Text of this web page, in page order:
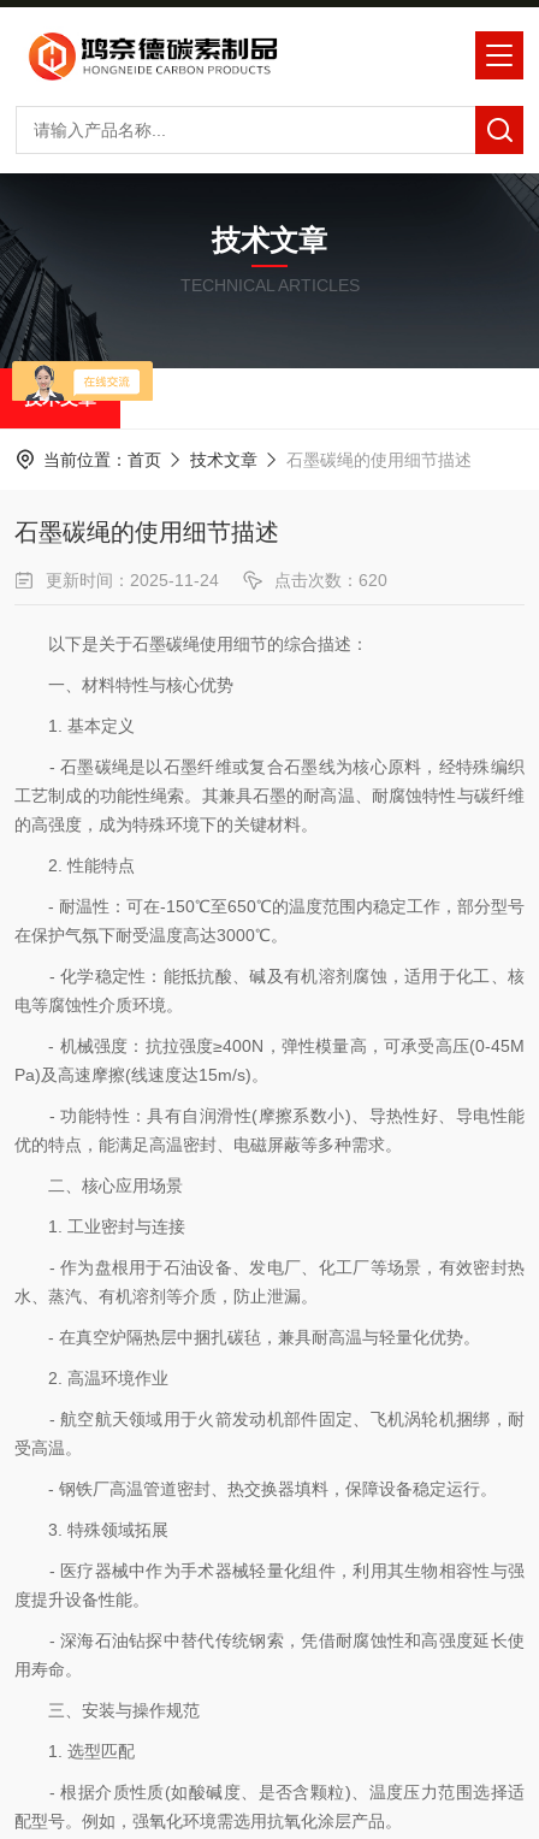
技术文章
TECHNICAL ARTICLES
技术文章
当前位置： 首页 技术文章 石墨碳绳的使用细节描述
石墨碳绳的使用细节描述
更新时间：2025-11-24 点击次数：620
以下是关于石墨碳绳使用细节的综合描述：
一、材料特性与核心优势​
1. 基本定义
- 石墨碳绳是以石墨纤维或复合石墨线为核心原料，经特殊编织
工艺制成的功能性绳索。其兼具石墨的耐高温、耐腐蚀特性与碳纤维
的高强度，成为特殊环境下的关键材料。​
2. 性能特点
- 耐温性：可在-150℃至650℃的温度范围内稳定工作，部分型号
在保护气氛下耐受温度高达3000℃。
- 化学稳定性：能抵抗酸、碱及有机溶剂腐蚀，适用于化工、核
电等腐蚀性介质环境。
- 机械强度：抗拉强度≥400N，弹性模量高，可承受高压(0-45M
Pa)及高速摩擦(线速度达15m/s)。
- 功能特性：具有自润滑性(摩擦系数小)、导热性好、导电性能
优的特点，能满足高温密封、电磁屏蔽等多种需求。​
二、核心应用场景​
1. 工业密封与连接
- 作为盘根用于石油设备、发电厂、化工厂等场景，有效密封热
水、蒸汽、有机溶剂等介质，防止泄漏。
- 在真空炉隔热层中捆扎碳毡，兼具耐高温与轻量化优势。​
2. 高温环境作业
- 航空航天领域用于火箭发动机部件固定、飞机涡轮机捆绑，耐
受高温。
- 钢铁厂高温管道密封、热交换器填料，保障设备稳定运行。​
3. 特殊领域拓展
- 医疗器械中作为手术器械轻量化组件，利用其生物相容性与强
度提升设备性能。
- 深海石油钻探中替代传统钢索，凭借耐腐蚀性和高强度延长使
用寿命。​
三、安装与操作规范​
1. 选型匹配
- 根据介质性质(如酸碱度、是否含颗粒)、温度压力范围选择适
配型号。例如，强氧化环境需选用抗氧化涂层产品。